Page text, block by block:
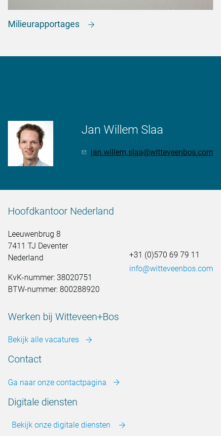
Milieurapportages
Jan Willem Slaa
jan.willem.slaa@witteveenbos.com
Hoofdkantoor Nederland
Leeuwenbrug 8
7411 TJ Deventer
Nederland
KvK-nummer: 38020751
BTW-nummer: 800288920
+31 (0)570 69 79 11
info@witteveenbos.com
Werken bij Witteveen+Bos
Bekijk alle vacatures
Contact
Ga naar onze contactpagina
Digitale diensten
Bekijk onze digitale diensten